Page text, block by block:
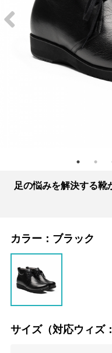
足の悩みを解決する靴
カラー： ブラック
サイズ（対応ウィズ